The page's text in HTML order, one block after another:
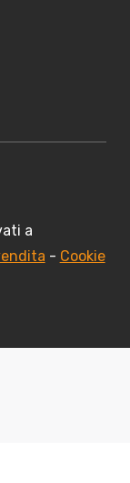
a
- Cookie